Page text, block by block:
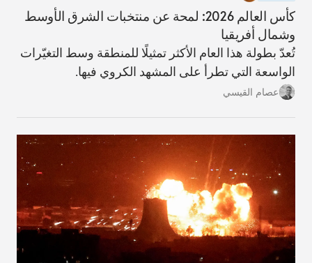
كأس العالم 2026: لمحة عن منتخبات الشرق الأوسط
وشمال أفريقيا
تُعدّ بطولة هذا العام الأكثر تمثيلًا للمنطقة وسط التغيّرات
الواسعة التي تطرأ على المشهد الكروي فيها.
عصام القيسي